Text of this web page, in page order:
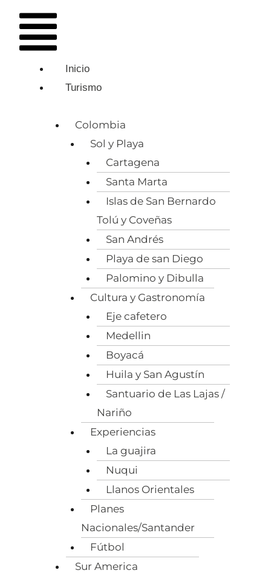
contenido
Main
Menu
Inicio
Turismo
Colombia
Sol y Playa
Cartagena
Santa Marta
Islas de San Bernardo
Tolú y Coveñas
San Andrés
Playa de san Diego
Palomino y Dibulla
Cultura y Gastronomía
Eje cafetero
Medellin
Boyacá
Huila y San Agustín
Santuario de Las Lajas /
Nariño
Experiencias
La guajira
Nuqui
Llanos Orientales
Planes
Nacionales/Santander
Fútbol
Sur America